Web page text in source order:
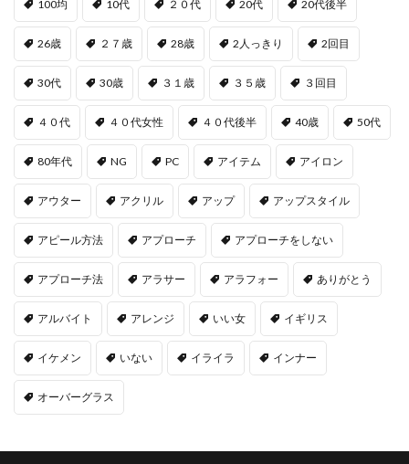
100均 10代 ２０代 20代 20代後半
26歳 ２７歳 28歳 2人っきり 2回目
30代 30歳 ３１歳 ３５歳 ３回目
４０代 ４０代女性 ４０代後半 40歳 50代
80年代 NG PC アイテム アイロン
アウター アクリル アップ アップスタイル
アピール方法 アプローチ アプローチをしない
アプローチ法 アラサー アラフォー ありがとう
アルバイト アレンジ いい女 イギリス
イケメン いない イライラ インナー
オーバーグラス